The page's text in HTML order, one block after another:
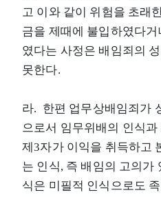
고 이와 같이 위험을 초래
금을 제때에 불입하였다
였다는 사정은 배임죄의
못한다.
라. 한편 업무상배임죄가
으로서 임무위배의 인식
제3자가 이익을 취득하고
는 인식, 즉 배임의 고의가
식은 미필적 인식으로도